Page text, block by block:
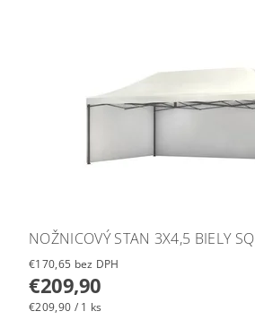
NOŽNICOVÝ STAN 3X4,5 BIELY SQ
€170,65 bez DPH
€209,90
€209,90 / 1 ks